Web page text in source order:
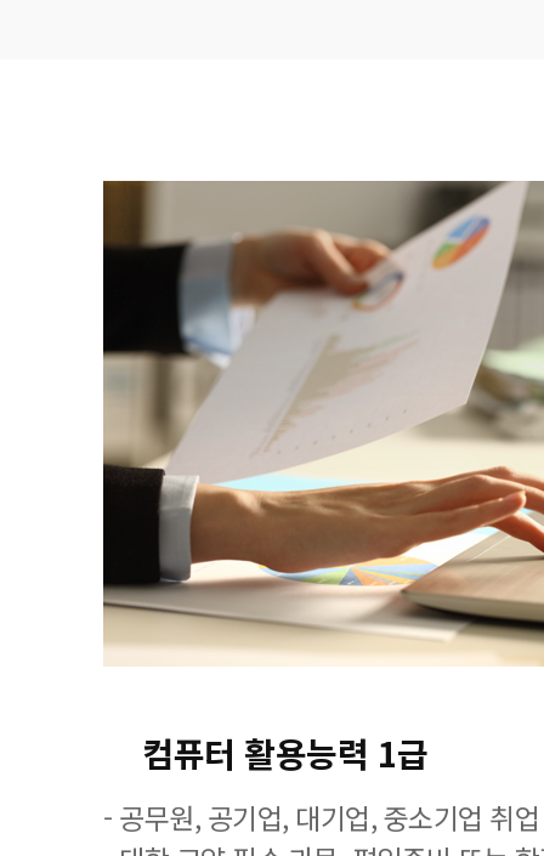
컴퓨터 활용능력 1급
- 공무원, 공기업, 대기업, 중소기업 취